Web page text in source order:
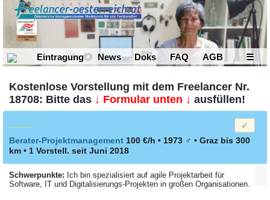
Eintragung News Doks FAQ AGB ☰
Kostenlose Vorstellung mit dem Freelancer Nr.
18708: Bitte das ↓ Formular unten ↓ ausfüllen!
Berater-Projektmanagement 100 €/h • 1973 ♂ • Graz bis 300
km • 1 Vorstell. seit Juni 2018
Schwerpunkte: Ich bin spezialisiert auf agile Projektarbeit für
Software, IT und Digitalisierungs-Projekten in großen Organisationen.